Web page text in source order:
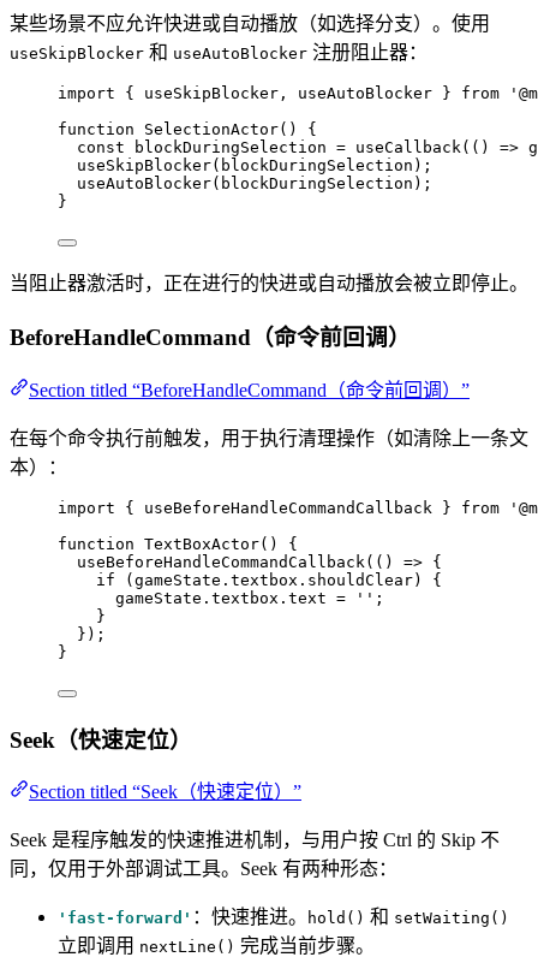
某些场景不应允许快进或自动播放（如选择分支）。使用
useSkipBlocker 和 useAutoBlocker 注册阻止器：
import { useSkipBlocker, useAutoBlocker } from '
function
SelectionActor()
{
const
blockDuringSelection = useCallback( () =>
useSkipBlocker(blockDuringSelection);
useAutoBlocker(blockDuringSelection);
}
当阻止器激活时，正在进行的快进或自动播放会被立即停止。
BeforeHandleCommand（命令前回调）
Section titled “BeforeHandleCommand（命令前回调）”
在每个命令执行前触发，用于执行清理操作（如清除上一条文
本）：
import { useBeforeHandleCommandCallback } from '
function TextBoxActor()
{
useBeforeHandleCommandCallback ( () => {
if (gameState . textbox . shouldClear) {
gameState . textbox . text = '' ;
}
});
}
Seek（快速定位）
Section titled “Seek（快速定位）”
Seek 是程序触发的快速推进机制，与用户按 Ctrl 的 Skip 不
同，仅用于外部调试工具。Seek 有两种形态：
'fast-forward' ：快速推进。 hold() 和 setWaiting()
立即调用 nextLine() 完成当前步骤。